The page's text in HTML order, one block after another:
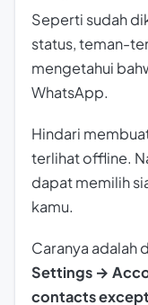
Seperti sudah
status, teman-
mengetahui
WhatsApp.
Hindari
terlihat offline.
dapat memilih
kamu.
Caranya adalah
Settings →
contacts